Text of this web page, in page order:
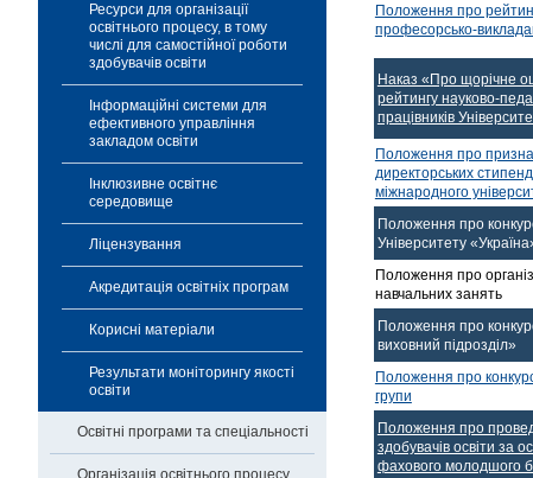
Ресурси для організації
освітнього процесу, в тому
числі для самостійної роботи
здобувачів освіти
Інформаційні системи для
ефективного управління
закладом освіти
Інклюзивне освітнє
середовище
Ліцензування
Акредитація освітніх програм
Корисні матеріали
Результати моніторингу якості
освіти
Освітні програми та спеціальності
Організація освітнього процесу
Положення про
професорсько-
Наказ «Про щорічне
рейтингу науково-
працівників
Положення про
директорських
міжнародного
Положення про
Університету
Положення про
навчальних занять
Положення про
виховний підрозділ»
Положення про
групи
Положення про
здобувачів освіти за
фахового молодшого